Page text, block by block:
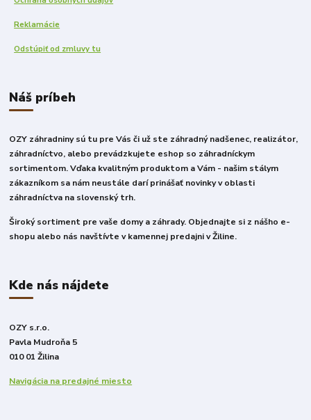
Reklamácie
Odstúpiť od zmluvy tu
Náš príbeh
OZY záhradniny sú tu pre Vás či už ste záhradný nadšenec, realizátor,
záhradníctvo, alebo prevádzkujete eshop so záhradníckym
sortimentom. Vďaka kvalitným produktom a Vám - našim stálym
zákazníkom sa nám neustále darí prinášať novinky v oblasti
záhradníctva na slovenský trh.
Široký sortiment pre vaše domy a záhrady. Objednajte si z nášho e-
shopu alebo nás navštívte v kamennej predajni v Žiline.
Kde nás nájdete
OZY s.r.o.
Pavla Mudroňa 5
010 01 Žilina
Navigácia na predajné miesto